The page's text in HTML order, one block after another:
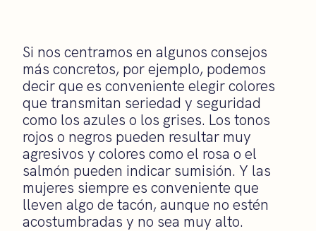
Si nos centramos en algunos consejos
más concretos, por ejemplo, podemos
decir que es conveniente elegir colores
que transmitan seriedad y seguridad
como los azules o los grises. Los tonos
rojos o negros pueden resultar muy
agresivos y colores como el rosa o el
salmón pueden indicar sumisión. Y las
mujeres siempre es conveniente que
lleven algo de tacón, aunque no estén
acostumbradas y no sea muy alto.